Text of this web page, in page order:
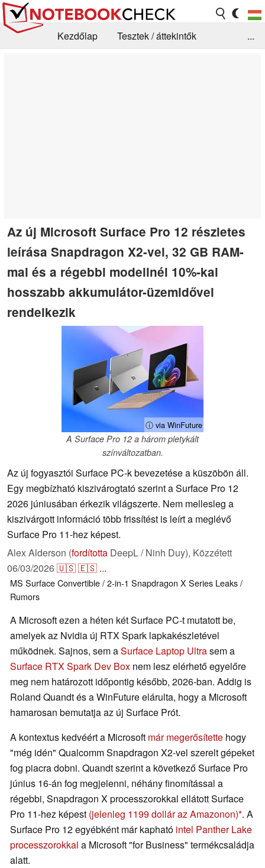
Kezdőlap
Tesztek / áttekintők
...
Az új Microsoft Surface Pro 12 részletes
leírása Snapdragon X2-vel, 32 GB RAM-
mal és a régebbi modellnél 10%-kal
hosszabb akkumulátor-üzemidővel
rendelkezik
ⓘ via WinFuture
A Surface Pro 12 a három pletykált
színváltozatban.
Az új fogyasztói Surface PC-k bevezetése a küszöbön áll.
Egy megbízható kiszivárogtató szerint a Surface Pro 12
2026 júniusában érkezik világszerte. Nem mellesleg a
kiszivárgott információ több frissítést is leírt a meglévő
Surface Pro 11-hez képest.
Alex Alderson (fordította DeepL / Ninh Duy), Közzétett
06/03/2026🇺🇸🇪🇸 ...
MS SurfaceConvertible / 2-in-1 Snapdragon X Series Leaks /
Rumors
A Microsoft ezen a héten két Surface PC-t mutatott be,
amelyek az Nvidia új RTX Spark lapkakészletével
működnek. Sajnos, sem aSurface Laptop Ultrasem a
Surface RTX Spark Dev Box nem lesz elérhető egyelőre
meg nem határozott időpontig később, 2026-ban. Addig is
Roland Quandt és a WinFuture elárulta, hogy a Microsoft
hamarosan bemutatja az új Surface Prót.
A kontextus kedvéért a Microsoft már megerősítette hogy
"még idén" Qualcomm Snapdragon X2-vel szerelt gépeket
fog piacra dobni. Quandt szerint a következő Surface Pro
június 16-án fog megjelenni, néhány finomítással a
régebbi, Snapdragon X processzorokkal ellátott Surface
Pro 11-hez képest (jelenleg 1199 dollár az Amazonon) . A
Surface Pro 12 egyébként már kapható intel Panther Lake
processzorokkal a Microsoft "for Business" termékcsaládja
alatt.